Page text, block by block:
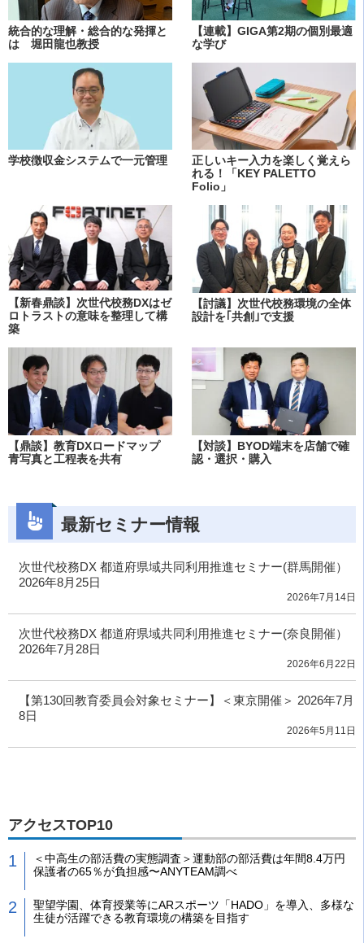
統合的な理解・総合的な発揮と
は 堀田龍也教授
【連載】GIGA第2期の個別最適
な学び
学校徴収金システムで一元管理
正しいキー入力を楽しく覚えら
れる！「KEY PALETTO
Folio」
【新春鼎談】次世代校務DXはゼ
ロトラストの意味を整理して構
築
【討議】次世代校務環境の全体
設計を｢共創｣で支援
【鼎談】教育DXロードマップ
青写真と工程表を共有
【対談】BYOD端末を店舗で確
認・選択・購入
最新セミナー情報
次世代校務DX 都道府県域共同利用推進セミナー(群馬開催）
2026年8月25日
2026年7月14日
次世代校務DX 都道府県域共同利用推進セミナー(奈良開催）
2026年7月28日
2026年6月22日
【第130回教育委員会対象セミナー】＜東京開催＞ 2026年7月
8日
2026年5月11日
アクセスTOP10
＜中高生の部活費の実態調査＞運動部の部活費は年間8.4万円
保護者の65％が負担感〜ANYTEAM調べ
聖望学園、体育授業等にARスポーツ「HADO」を導入、多様な
生徒が活躍できる教育環境の構築を目指す